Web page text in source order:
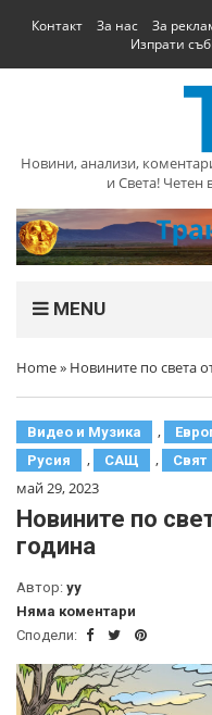
Контакт За нас За
Изпрати
Новини, анализи,
и Света! Четен
MENU
Home» Новините по света
Видео и Музика ,
Русия , САЩ , Свят
май 29, 2023
Новините по
година
Автор: yy
Няма коментари
Сподели: